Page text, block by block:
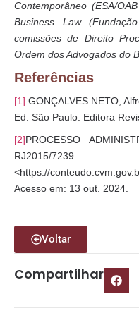
Contemporâneo (ESA/
Business Law
comissões de Direito
Ordem dos Advogados do
Referências
[1] GONÇALVES NETO,
Ed. São Paulo: Editora
[2]PROCESSO
RJ2015/
<https://
Acesso em: 13 out. 2024.
Voltar
Compartilhar